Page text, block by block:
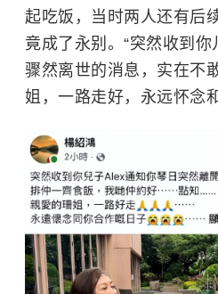
起吃饭，当时两人还有后
竟成了永别。“突然收到
骤然离世的消息，实在
姐，一路走好，永远怀念